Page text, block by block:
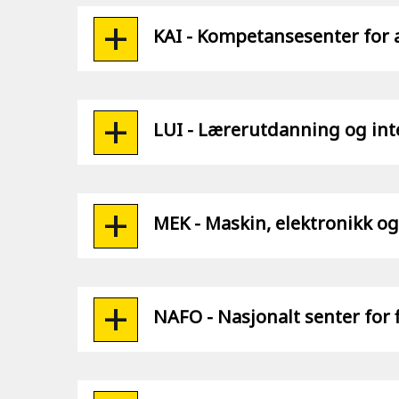
KAI - Kompetansesenter
LUI - Lærerutdanning og
MEK - Maskin, elektronikk
NAFO - Nasjonalt senter